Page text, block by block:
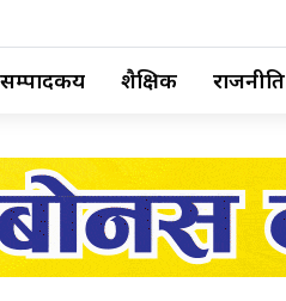
सम्पादकीय शैक्षिक राजनीति